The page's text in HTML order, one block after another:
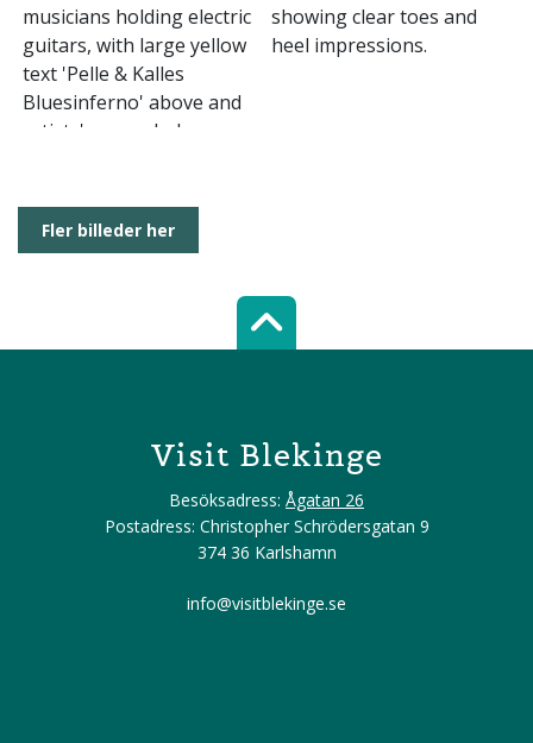
Fler billeder her
Scroll top of
Visit Blekinge
Besöksadress: Ågatan 26
Postadress: Christopher Schrödersgatan 9
374 36 Karlshamn
info@visitblekinge.se